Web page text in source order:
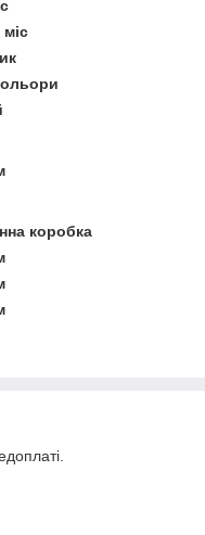
міс
коробка